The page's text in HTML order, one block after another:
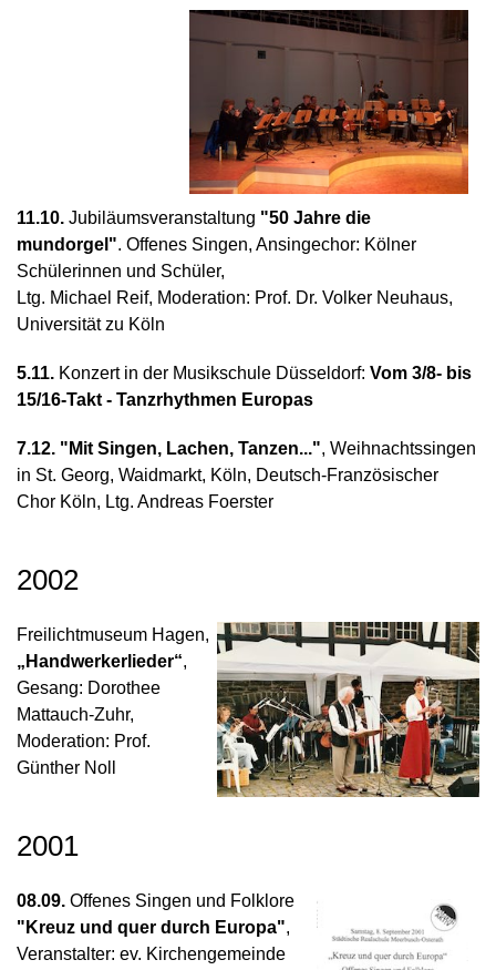
11.10. Jubiläumsveranstaltung "50 Jahre die
mundorgel". Offenes Singen, Ansingechor: Kölner
Schülerinnen und Schüler,
Ltg. Michael Reif, Moderation: Prof. Dr. Volker Neuhaus,
Universität zu Köln
5.11. Konzert in der Musikschule Düsseldorf: Vom 3/8- bis
15/16-Takt - Tanzrhythmen Europas
7.12. "Mit Singen, Lachen, Tanzen...", Weihnachtssingen
in St. Georg, Waidmarkt, Köln, Deutsch-Französischer
Chor Köln, Ltg. Andreas Foerster
2002
Freilichtmuseum Hagen,
„Handwerkerlieder“,
Gesang: Dorothee
Mattauch-Zuhr,
Moderation: Prof.
Günther Noll
2001
08.09. Offenes Singen und Folklore
"Kreuz und quer durch Europa",
Veranstalter: ev. Kirchengemeinde